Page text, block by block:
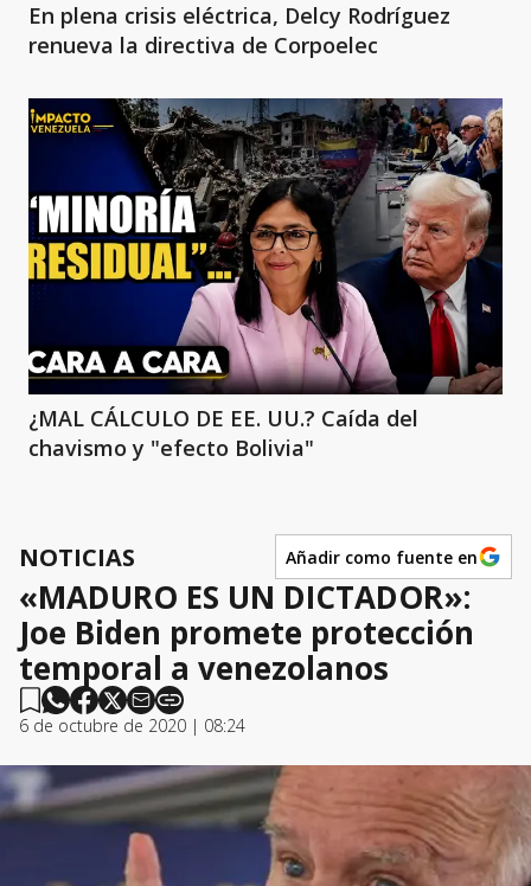
En plena crisis eléctrica, Delcy Rodríguez
renueva la directiva de Corpoelec
¿MAL CÁLCULO DE EE. UU.? Caída del
chavismo y "efecto Bolivia"
NOTICIAS Añadir como fuente en
«MADURO ES UN DICTADOR»:
Joe Biden promete protección
temporal a venezolanos
6 de octubre de 2020 | 08:24